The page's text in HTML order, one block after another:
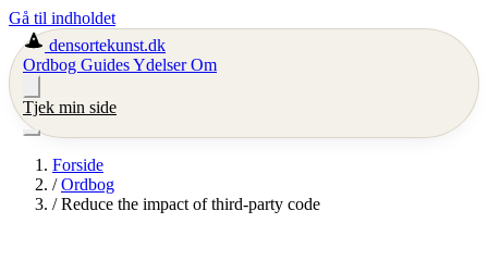
Gå til indholdet
densortekunst.dk
Ordbog GuidesYdelserOm
Tjek min side
Forside
/ Ordbog
/ Reduce the impact of third-party code